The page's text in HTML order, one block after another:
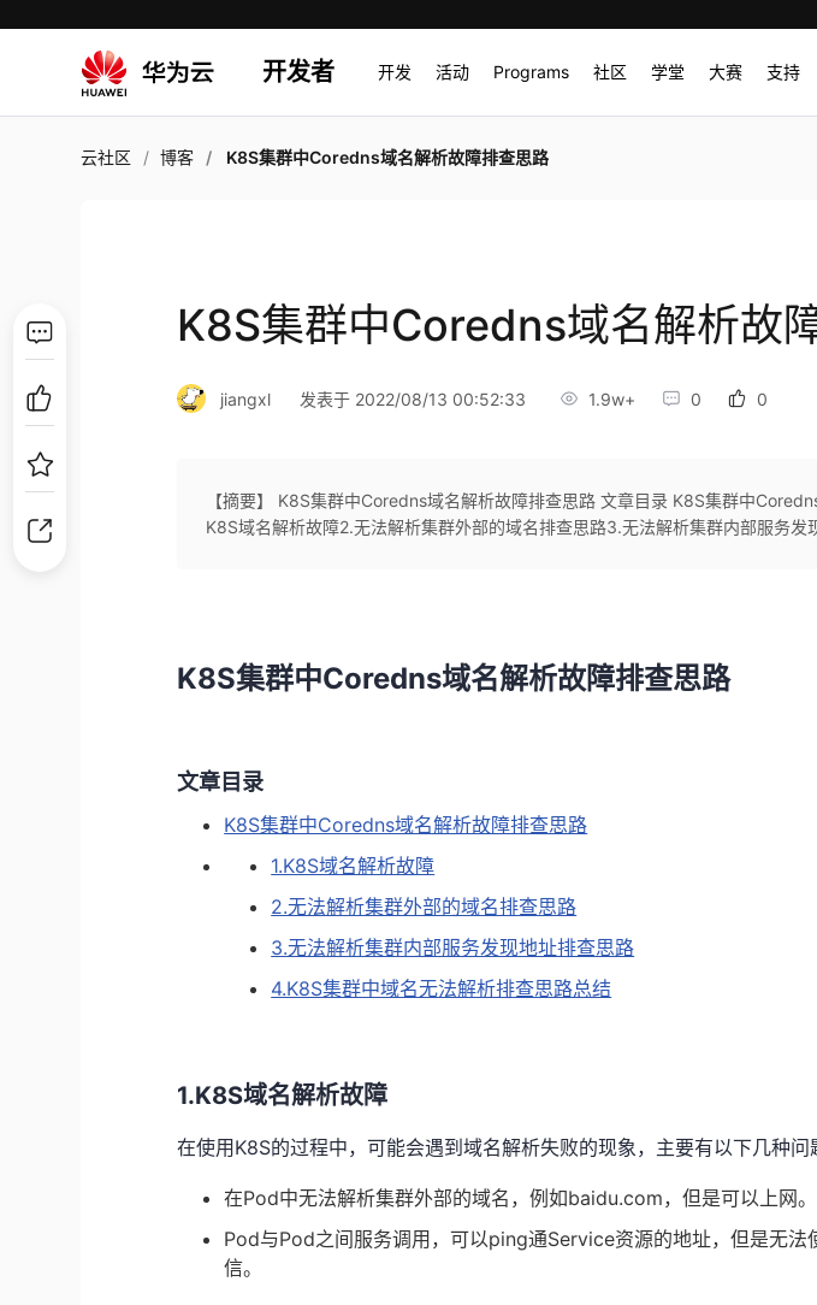
开发者 开发 活动 Programs 社区 学堂 大赛 支持
云社区 博客 K8S集群中Coredns域名解析故障排查思路
K8S集群中Coredns域名解析故
jiangxl 发表于 2022/08/13 00:52:33 1.9w+ 0 0
【摘要】 K8S集群中Coredns域名解析故障排查思路 文章目录 K8S集群中
K8S域名解析故障2.无法解析集群外部的域名排查思路3.无法解析集群内部服务发
K8S集群中Coredns域名解析故障排查思路
文章目录
K8S集群中Coredns域名解析故障排查思路
1.K8S域名解析故障
2.无法解析集群外部的域名排查思路
3.无法解析集群内部服务发现地址排查思路
4.K8S集群中域名无法解析排查思路总结
1.K8S域名解析故障
在使用K8S的过程中，可能会遇到域名解析失败的现象，主要有以下几种问
在Pod中无法解析集群外部的域名，例如baidu.com，但是可以上网。
Pod与Pod之间服务调用，可以ping通Service资源的地址，但是无法
信。